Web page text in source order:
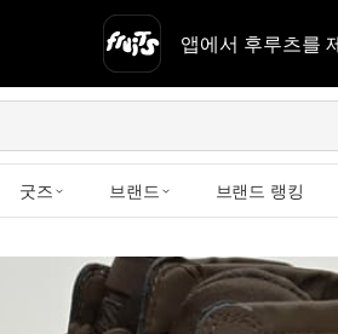
앱에서 후루츠를
굿즈 브랜드 브랜드 랭킹